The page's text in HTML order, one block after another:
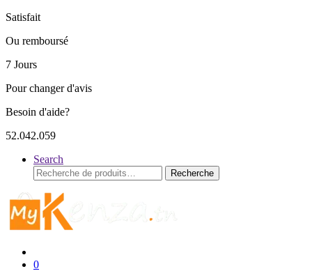
Satisfait
Ou remboursé
7 Jours
Pour changer d'avis
Besoin d'aide?
52.042.059
Search
Recherche
pour :
Recherche
0